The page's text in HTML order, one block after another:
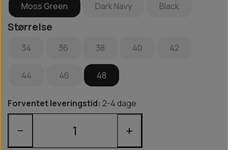
Moss Green Dark Navy Black
Størrelse
34 36 38 40 42
44 46 48
Forventet leveringstid: 2-4 dage
− +